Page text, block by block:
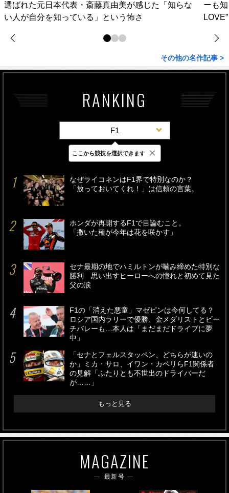
選ばれた元日本代表・斎藤真由美が感じた「知らな
い人が自分を知っている」という怖さ
ーも
その他の名作記事 >
RANKING
F1
最新 24時間 週間
なぜライコネンはF1界で特別なのか？
「放っておいてくれ！」は信頼の言葉。
ホンダが再開するF1で目論むこと。
「撒いた種が今年は花を咲かす」
セナ最期の地でハミルトンが噛み締めた特別な
勝利 思い出すヒーローへの憧れと初めて見た
父の涙
F1の「消えた悪童」マゼピンは今何してる？
ロシア国内ラリーで優勝、金メダリストとビー
チバレーも…本人は「まだまだドライブに夢
中」
「セナとフェルスタッペン、どちらが速いの
か」ミカ・サロ、イワン・カペリらF1関係者
の見解「ふたりとも不世出のドライバーだ
が……」
もっと見る
MAGAZINE
最新号
ここから競技を選択できます ×